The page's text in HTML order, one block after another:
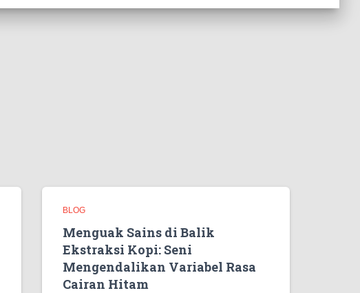
BLOG
Menguak Sains di Balik
Ekstraksi Kopi: Seni
Mengendalikan Variabel Rasa
Cairan Hitam